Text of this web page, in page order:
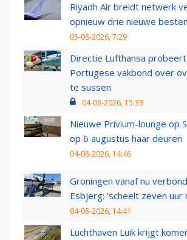
Riyadh Air breidt netwerk
opnieuw drie nieuwe
05-08-2026, 7:29
Directie Lufthansa
Portugese vakbond over
te sussen
04-08-2026, 15:33
Nieuwe Privium-lounge op
op 6 augustus haar deuren
04-08-2026, 14:46
Groningen vanaf nu
Esbjerg: 'scheelt zeven uur
04-08-2026, 14:41
Luchthaven Luik krijgt